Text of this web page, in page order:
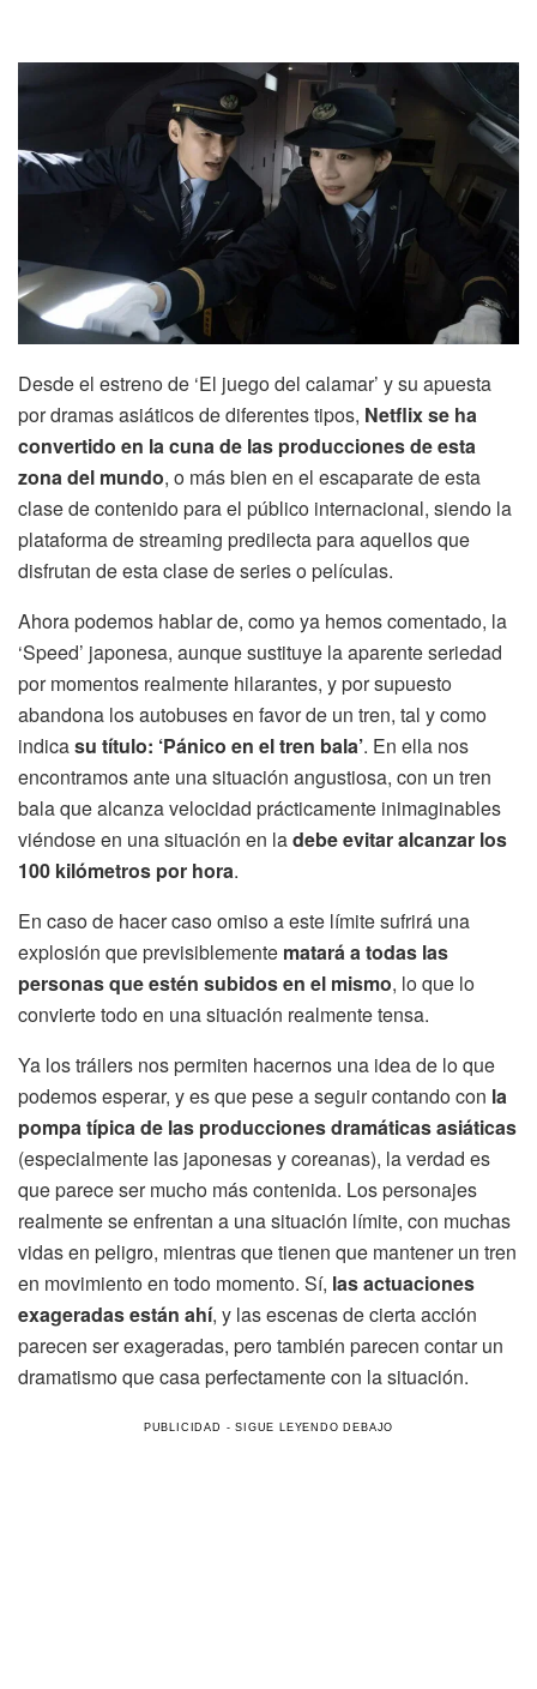
Desde el estreno de ‘El juego del calamar’ y su apuesta
por dramas asiáticos de diferentes tipos, Netflix se ha
convertido en la cuna de las producciones de esta
zona del mundo, o más bien en el escaparate de esta
clase de contenido para el público internacional, siendo la
plataforma de streaming predilecta para aquellos que
disfrutan de esta clase de series o películas.
Ahora podemos hablar de, como ya hemos comentado, la
‘Speed’ japonesa, aunque sustituye la aparente seriedad
por momentos realmente hilarantes, y por supuesto
abandona los autobuses en favor de un tren, tal y como
indicasu título: ‘Pánico en el tren bala’. En ella nos
encontramos ante una situación angustiosa, con un tren
bala que alcanza velocidad prácticamente inimaginables
viéndose en una situación en ladebe evitar alcanzar los
100 kilómetros por hora.
En caso de hacer caso omiso a este límite sufrirá una
explosión que previsiblemente matará a todas las
personas que estén subidos en el mismo, lo que lo
convierte todo en una situación realmente tensa.
Ya los tráilers nos permiten hacernos una idea de lo que
podemos esperar, y es que pese a seguir contando con la
pompa típica de las producciones dramáticas asiáticas
(especialmente las japonesas y coreanas), la verdad es
que parece ser mucho más contenida. Los personajes
realmente se enfrentan a una situación límite, con muchas
vidas en peligro, mientras que tienen que mantener un tren
en movimiento en todo momento. Sí, las actuaciones
exageradas están ahí, y las escenas de cierta acción
parecen ser exageradas, pero también parecen contar un
dramatismo que casa perfectamente con la situación.